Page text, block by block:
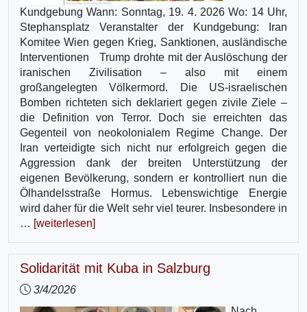
Kundgebung Wann: Sonntag, 19. 4. 2026 Wo: 14 Uhr,
Stephansplatz Veranstalter der Kundgebung: Iran
Komitee Wien gegen Krieg, Sanktionen, ausländische
Interventionen Trump drohte mit der Auslöschung der
iranischen Zivilisation – also mit einem
großangelegten Völkermord. Die US-israelischen
Bomben richteten sich deklariert gegen zivile Ziele –
die Definition von Terror. Doch sie erreichten das
Gegenteil von neokolonialem Regime Change. Der
Iran verteidigte sich nicht nur erfolgreich gegen die
Aggression dank der breiten Unterstützung der
eigenen Bevölkerung, sondern er kontrolliert nun die
Ölhandelsstraße Hormus. Lebenswichtige Energie
wird daher für die Welt sehr viel teurer. Insbesondere in
… [weiterlesen]
Solidarität mit Kuba in Salzburg
3/4/2026